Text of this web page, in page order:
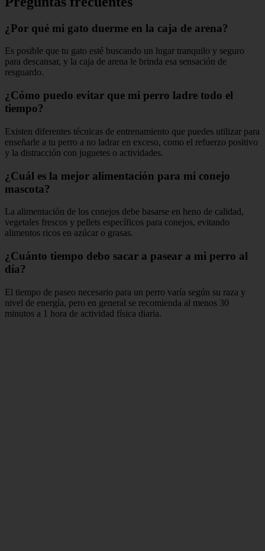
¿Por qué mi gato duerme en la caja de arena?
Es posible que tu gato esté buscando un lugar tranquilo y seguro
para descansar, y la caja de arena le brinda esa sensación de
resguardo.
¿Cómo puedo evitar que mi perro ladre todo el
tiempo?
Existen diferentes técnicas de entrenamiento que puedes utilizar para
enseñarle a tu perro a no ladrar en exceso, como el refuerzo positivo
y la distracción con juguetes o actividades.
¿Cuál es la mejor alimentación para mi conejo
mascota?
La alimentación de los conejos debe basarse en heno de calidad,
vegetales frescos y pellets específicos para conejos, evitando
alimentos ricos en azúcar o grasas.
¿Cuánto tiempo debo sacar a pasear a mi perro al
día?
El tiempo de paseo necesario para un perro varía según su raza y
nivel de energía, pero en general se recomienda al menos 30
minutos a 1 hora de actividad física diaria.